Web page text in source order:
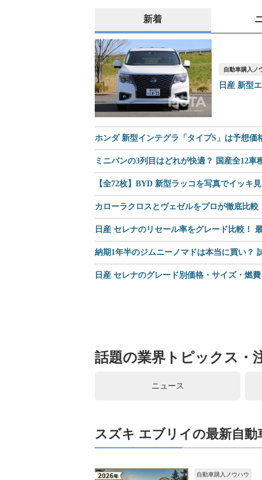
新着
自動車購入ノ
日産 新型
ホンダ 新型インテグラ「タイプS」は予想価
ミニバンの3列目はどれが快適？ 国産全12
【全72枚】BYD 新型ラッコを写真でイッキ
カローラクロスとヴェゼルをプロが徹底比
日産 セレナのリセール率をグレード比較！
納期1年半のジムニーノマドは本当に買い？
日産 セレナのグレード別価格・サイズ・燃
話題の業界トピックス・
ニュース
スズキ エブリイの最新自動
自動車購入ノウハウ